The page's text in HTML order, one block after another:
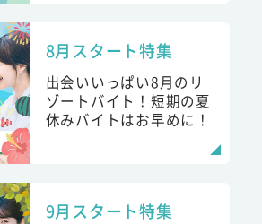
8月スタート特集
出会いいっぱい8月のリ
ゾートバイト！短期の夏
休みバイトはお早めに！
9月スタート特集